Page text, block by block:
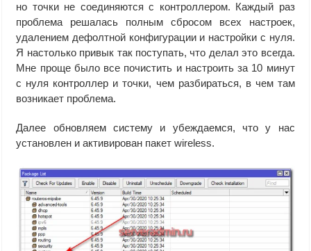
но точки не соединяются с контроллером. Каждый раз
проблема решалась полным сбросом всех настроек,
удалением дефолтной конфигурации и настройки с нуля.
Я настолько привык так поступать, что делал это всегда.
Мне проще было все почистить и настроить за 10 минут
с нуля контроллер и точки, чем разбираться, в чем там
возникает проблема.
Далее обновляем систему и убеждаемся, что у нас
установлен и активирован пакет wireless.